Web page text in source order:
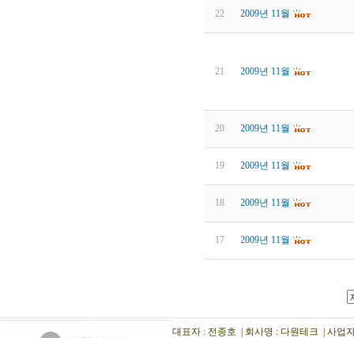
22 2009년 11월
21 2009년 11월
20 2009년 11월
19 2009년 11월
18 2009년 11월
17 2009년 11월
대표자 : 전종호 | 회사명 : 다원테크 | 사업